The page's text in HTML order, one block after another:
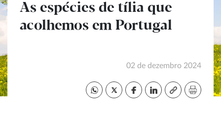
As espécies de tília que
acolhemos em Portugal
02 de dezembro 2024